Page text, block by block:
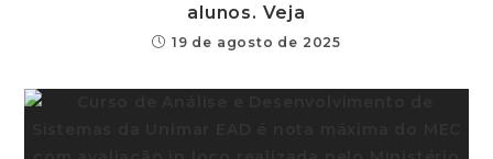
alunos. Veja
19 de agosto de 2025